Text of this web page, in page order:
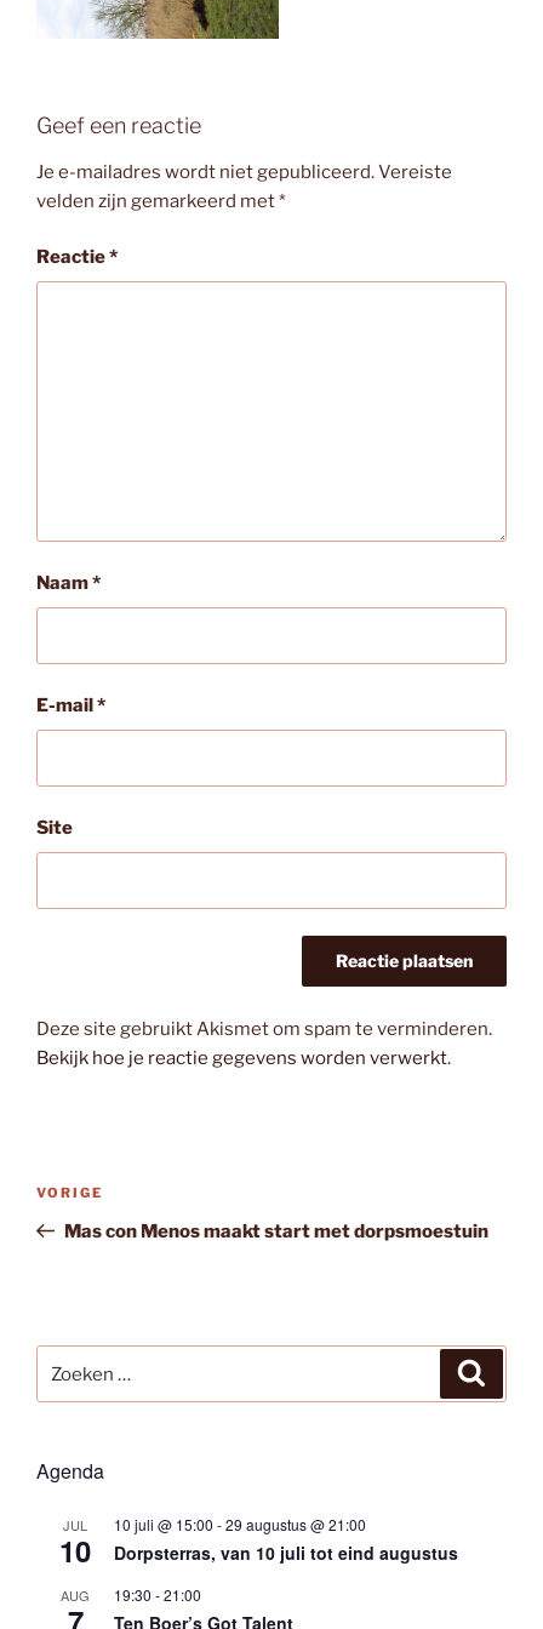
Geef een reactie
Je e-mailadres wordt niet gepubliceerd.Vereiste
velden zijn gemarkeerd met*
Reactie*
Naam*
E-mail *
Site
Deze site gebruikt Akismet om spam te verminderen.
Bekijk hoe je reactie gegevens worden verwerkt.
Bericht
Vorig
bericht
VORIGE
Mas con Menos maakt start met dorpsmoestuin
naar:
Agenda
JUL
10
10 juli @ 15:00 -29 augustus @ 21:00
Dorpsterras, van 10 juli tot eind augustus
AUG 19:30 -21:00
Ten Boer’s Got Talent